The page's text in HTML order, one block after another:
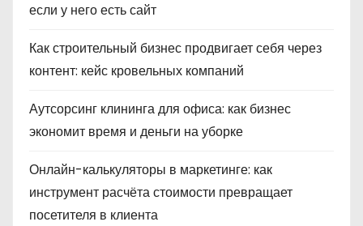
если у него есть сайт
Как строительный бизнес продвигает себя через
контент: кейс кровельных компаний
Аутсорсинг клининга для офиса: как бизнес
экономит время и деньги на уборке
Онлайн-калькуляторы в маркетинге: как
инструмент расчёта стоимости превращает
посетителя в клиента